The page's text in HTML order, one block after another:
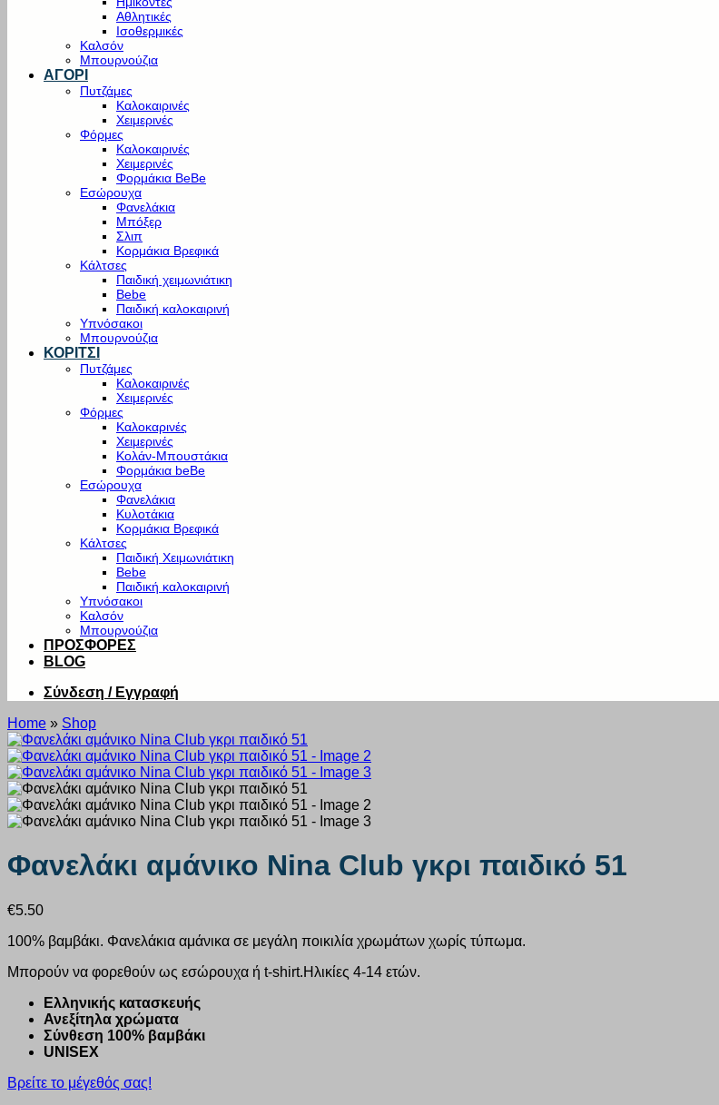
Αθλητικές
Ισοθερμικές
Καλσόν
Μπουρνούζια
ΑΓΟΡΙ
Πυτζάμες
Καλοκαιρινές
Χειμερινές
Φόρμες
Καλοκαιρινές
Χειμερινές
Φορμάκια BeBe
Εσώρουχα
Φανελάκια
Μπόξερ
Σλιπ
Κορμάκια Βρεφικά
Κάλτσες
Παιδική χειμωνιάτικη
Bebe
Παιδική καλοκαιρινή
Υπνόσακοι
Μπουρνούζια
ΚΟΡΙΤΣΙ
Πυτζάμες
Καλοκαιρινές
Χειμερινές
Φόρμες
Καλοκαρινές
Χειμερινές
Κολάν-Μπουστάκια
Φορμάκια beBe
Εσώρουχα
Φανελάκια
Κυλοτάκια
Κορμάκια Βρεφικά
Κάλτσες
Παιδική Χειμωνιάτικη
Bebe
Παιδική καλοκαιρινή
Υπνόσακοι
Καλσόν
Μπουρνούζια
ΠΡΟΣΦΟΡΕΣ
BLOG
Σύνδεση / Εγγραφή
Home » Shop
Φανελάκι αμάνικο Nina Club γκρι παιδικό 51
€5.50
100% βαμβάκι. Φανελάκια αμάνικα σε μεγάλη ποικιλία χρωμάτων χωρίς τύπωμα.
Μπορούν να φορεθούν ως εσώρουχα ή t-shirt.Ηλικίες 4-14 ετών.
Ελληνικής κατασκευής
Ανεξίτηλα χρώματα
Σύνθεση 100% βαμβάκι
UNISEX
Βρείτε το μέγεθός σας!